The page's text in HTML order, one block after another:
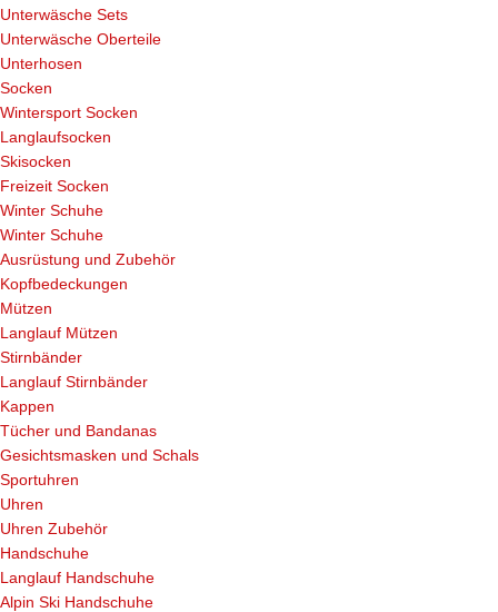
Unterwäsche Sets
Unterwäsche Oberteile
Unterhosen
Socken
Wintersport Socken
Langlaufsocken
Skisocken
Freizeit Socken
Winter Schuhe
Winter Schuhe
Ausrüstung und Zubehör
Kopfbedeckungen
Mützen
Langlauf Mützen
Stirnbänder
Langlauf Stirnbänder
Kappen
Tücher und Bandanas
Gesichtsmasken und Schals
Sportuhren
Uhren
Uhren Zubehör
Handschuhe
Langlauf Handschuhe
Alpin Ski Handschuhe